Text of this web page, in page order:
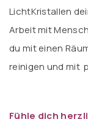
LichtKristallen
Arbeit mit
du mit einen
reinigen und mit
Fühle dich